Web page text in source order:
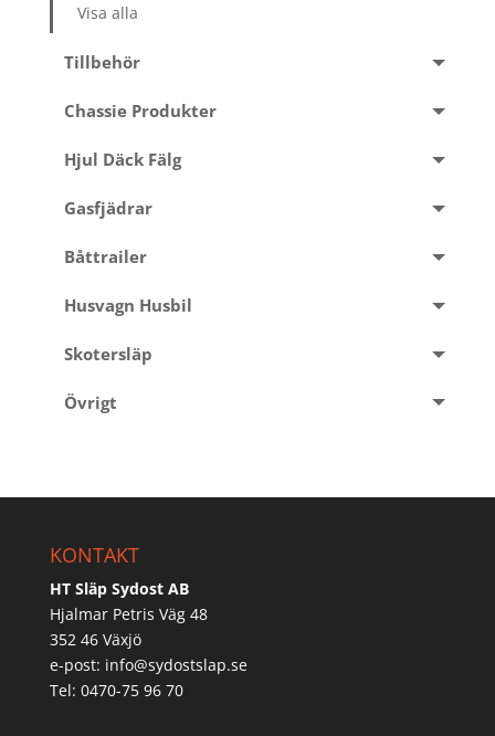
Visa alla
Tillbehör
Chassie Produkter
Hjul Däck Fälg
Gasfjädrar
Båttrailer
Husvagn Husbil
Skotersläp
Övrigt
KONTAKT
HT Släp Sydost AB
Hjalmar Petris Väg 48
352 46 Växjö
e-post: info@sydostslap.se
Tel: 0470-75 96 70